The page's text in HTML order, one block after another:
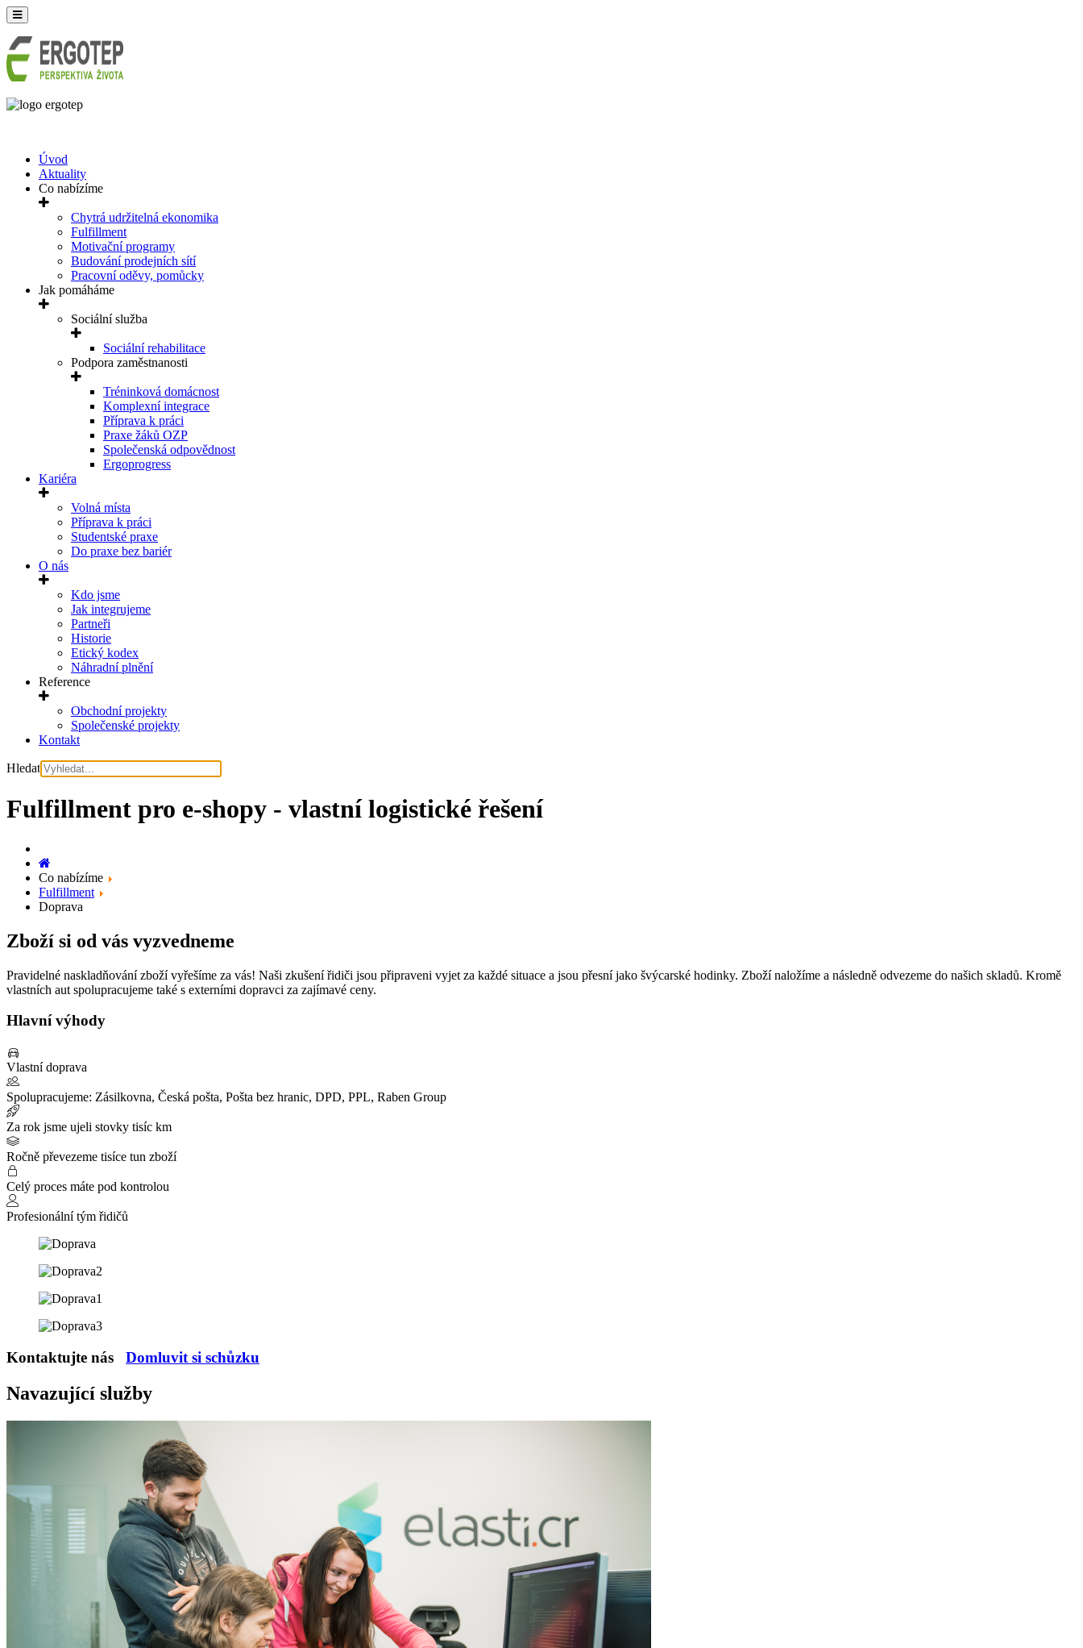
Úvod
Aktuality
Co nabízíme
Chytrá udržitelná ekonomika
Fulfillment
Motivační programy
Budování prodejních sítí
Pracovní oděvy, pomůcky
Jak pomáháme
Sociální služba
Sociální rehabilitace
Podpora zaměstnanosti
Tréninková domácnost
Komplexní integrace
Příprava k práci
Praxe žáků OZP
Společenská odpovědnost
Ergoprogress
Kariéra
Volná místa
Příprava k práci
Studentské praxe
Do praxe bez bariér
O nás
Kdo jsme
Jak integrujeme
Partneři
Historie
Etický kodex
Náhradní plnění
Reference
Obchodní projekty
Společenské projekty
Kontakt
Hledat
Fulfillment pro e-shopy - vlastní logistické řešení
Co nabízíme
Fulfillment
Doprava
Zboží si od vás vyzvedneme
Pravidelné naskladňování zboží vyřešíme za vás! Naši zkušení řidiči jsou připraveni vyjet za každé situace a jsou přesní jako švýcarské hodinky. Zboží naložíme a následně odvezeme do našich skladů. Kromě
vlastních aut spolupracujeme také s externími dopravci za zajímavé ceny.
Hlavní výhody
Vlastní doprava
Spolupracujeme: Zásilkovna, Česká pošta, Pošta bez hranic, DPD, PPL, Raben Group
Za rok jsme ujeli stovky tisíc km
Ročně převezeme tisíce tun zboží
Celý proces máte pod kontrolou
Profesionální tým řidičů
Kontaktujte nás Domluvit si schůzku
Navazující služby